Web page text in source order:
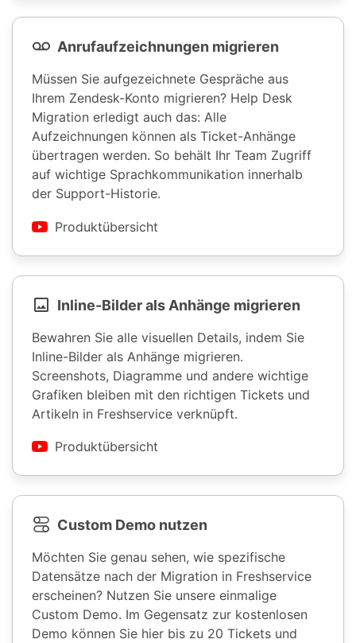
Anrufaufzeichnungen migrieren
Müssen Sie aufgezeichnete Gespräche aus
Ihrem Zendesk-Konto migrieren? Help Desk
Migration erledigt auch das: Alle
Aufzeichnungen können als Ticket-Anhänge
übertragen werden. So behält Ihr Team Zugriff
auf wichtige Sprachkommunikation innerhalb
der Support-Historie.
Produktübersicht
Inline-Bilder als Anhänge migrieren
Bewahren Sie alle visuellen Details, indem Sie
Inline-Bilder als Anhänge migrieren.
Screenshots, Diagramme und andere wichtige
Grafiken bleiben mit den richtigen Tickets und
Artikeln in Freshservice verknüpft.
Produktübersicht
Custom Demo nutzen
Möchten Sie genau sehen, wie spezifische
Datensätze nach der Migration in Freshservice
erscheinen? Nutzen Sie unsere einmalige
Custom Demo. Im Gegensatz zur kostenlosen
Demo können Sie hier bis zu 20 Tickets und